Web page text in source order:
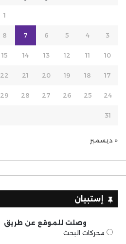
1
3
4
5
6
7
8
10
11
12
13
14
15
17
18
19
20
21
22
24
25
26
27
28
29
31
« ديسمبر
إستبيان
وصلت للموقع عن طريق
محركات البحث